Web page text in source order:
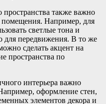
также важно
помещения. Например, для
светлые тона и
для передвижения. В то же
сделать акцент на
пространства по
интерьера важно
оформление стен,
элементов декора и